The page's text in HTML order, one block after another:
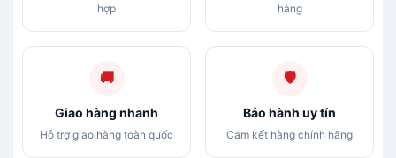
hợp
hàng
🚚
Giao hàng nhanh
Hỗ trợ giao hàng toàn quốc
🛡
Bảo hành uy tín
Cam kết hàng chính hãng